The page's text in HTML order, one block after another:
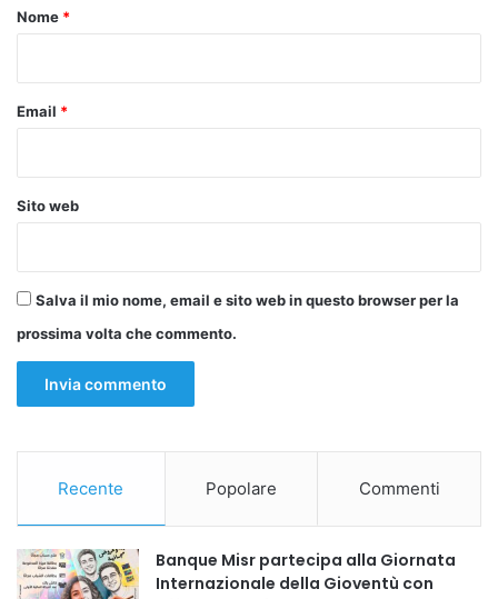
o
Nome *
Email *
Sito web
Salva il mio nome, email e sito web in questo browser per la
prossima volta che commento.
Recente Popolare Commenti
Banque Misr partecipa alla Giornata
Internazionale della Gioventù con